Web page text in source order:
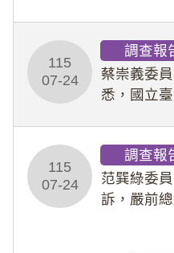
行拍攝特
劉師。該
115
07-24
調查報
蔡崇義委
悉，國立
術倫理等
31)
115
07-24
調查報
范巽綠委
訴，嚴前